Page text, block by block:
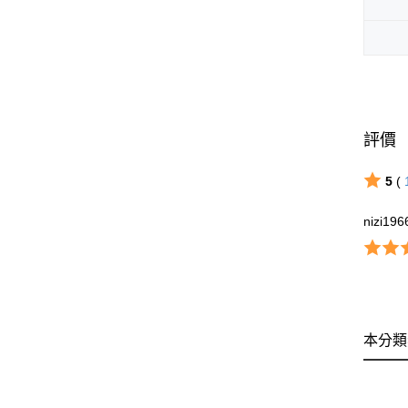
評價
5(
本分